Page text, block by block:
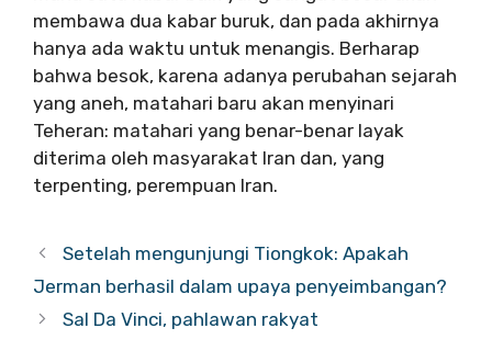
membawa dua kabar buruk, dan pada akhirnya
hanya ada waktu untuk menangis. Berharap
bahwa besok, karena adanya perubahan sejarah
yang aneh, matahari baru akan menyinari
Teheran: matahari yang benar-benar layak
diterima oleh masyarakat Iran dan, yang
terpenting, perempuan Iran.
Setelah mengunjungi Tiongkok: Apakah
Jerman berhasil dalam upaya penyeimbangan?
Sal Da Vinci, pahlawan rakyat